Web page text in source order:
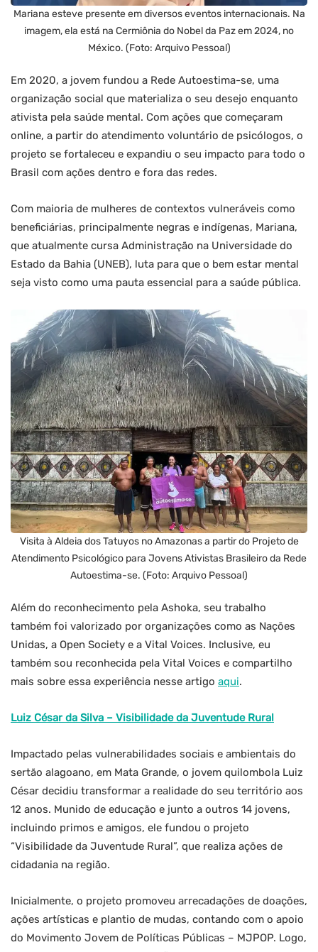
Mariana esteve presente em diversos eventos internacionais. Na
imagem, ela está na Cermiônia do Nobel da Paz em 2024, no
México. (Foto: Arquivo Pessoal)
Em 2020, a jovem fundou a Rede Autoestima-se, uma
organização social que materializa o seu desejo enquanto
ativista pela saúde mental. Com ações que começaram
online, a partir do atendimento voluntário de psicólogos, o
projeto se fortaleceu e expandiu o seu impacto para todo o
Brasil com ações dentro e fora das redes.
Com maioria de mulheres de contextos vulneráveis como
beneficiárias, principalmente negras e indígenas, Mariana,
que atualmente cursa Administração na Universidade do
Estado da Bahia (UNEB), luta para que o bem estar mental
seja visto como uma pauta essencial para a saúde pública.
Visita à Aldeia dos Tatuyos no Amazonas a partir do Projeto de
Atendimento Psicológico para Jovens Ativistas Brasileiro da Rede
Autoestima-se. (Foto: Arquivo Pessoal)
Além do reconhecimento pela Ashoka, seu trabalho
também foi valorizado por organizações como as Nações
Unidas, a Open Society e a Vital Voices. Inclusive, eu
também sou reconhecida pela Vital Voices e compartilho
mais sobre essa experiência nesse artigo aqui.
Luiz César da Silva – Visibilidade da Juventude Rural
Impactado pelas vulnerabilidades sociais e ambientais do
sertão alagoano, em Mata Grande, o jovem quilombola Luiz
César decidiu transformar a realidade do seu território aos
12 anos. Munido de educação e junto a outros 14 jovens,
incluindo primos e amigos, ele fundou o projeto
“Visibilidade da Juventude Rural”, que realiza ações de
cidadania na região.
Inicialmente, o projeto promoveu arrecadações de doações,
ações artísticas e plantio de mudas, contando com o apoio
do Movimento Jovem de Políticas Públicas – MJPOP. Logo,